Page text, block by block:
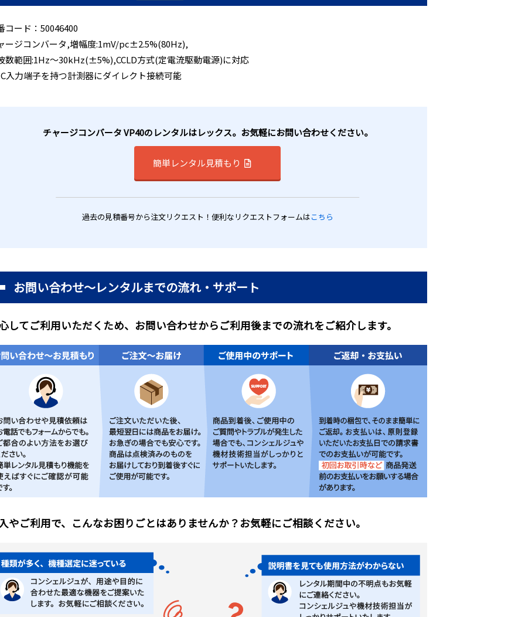
コード：50046400
ージコンバータ,増幅度:1mV/pc±2.5%(80Hz),
数範囲:1Hz～30kHz(±5%),CCLD方式(定電流駆動電源)に対応
入力端子を持つ計測器にダイレクト接続可能
チャージコンバータ VP40のレンタルはレックス。お気軽にお問い合わせください。
簡単レンタル見積もり
過去の見積番号から注文リクエスト！便利なリクエストフォームはこちら
お問い合わせ～レンタルまでの流れ・サポート
してご利用いただくため、お問い合わせからご利用後までの流れをご紹介します。
やご利用で、こんなお困りごとはありませんか？お気軽にご相談ください。